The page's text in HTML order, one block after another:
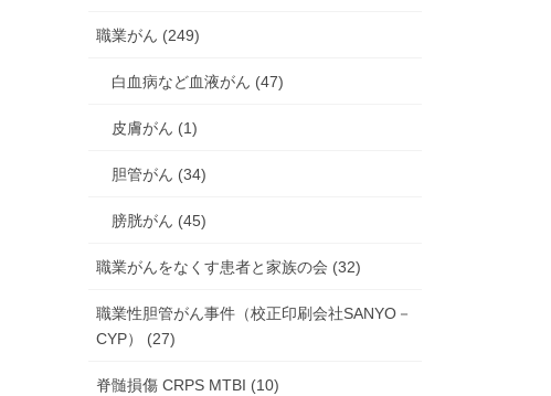
職業がん (249)
白血病など血液がん (47)
皮膚がん (1)
胆管がん (34)
膀胱がん (45)
職業がんをなくす患者と家族の会 (32)
職業性胆管がん事件（校正印刷会社SANYO－
CYP） (27)
脊髄損傷 CRPS MTBI (10)